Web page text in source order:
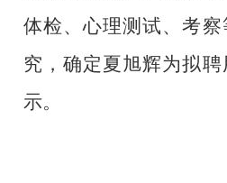
体检、心理测试、考
究，确定夏旭辉为拟聘
示。